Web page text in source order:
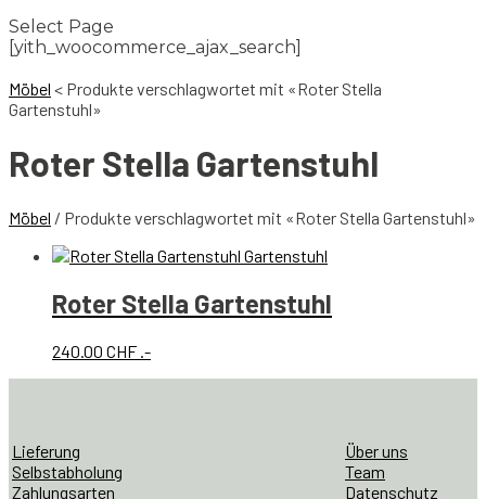
Select Page
[yith_woocommerce_ajax_search]
Möbel < Produkte verschlagwortet mit «Roter Stella
Gartenstuhl»
Roter Stella Gartenstuhl
Möbel / Produkte verschlagwortet mit «Roter Stella Gartenstuhl»
Roter Stella Gartenstuhl
240.00 CHF .-
Lieferung
Selbstabholung
Zahlungsarten
Über uns
Team
Datenschutz